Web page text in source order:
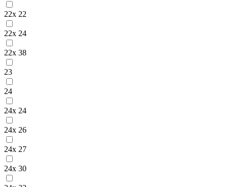
22x 22
22x 24
22x 38
23
24
24x 24
24x 26
24x 27
24x 30